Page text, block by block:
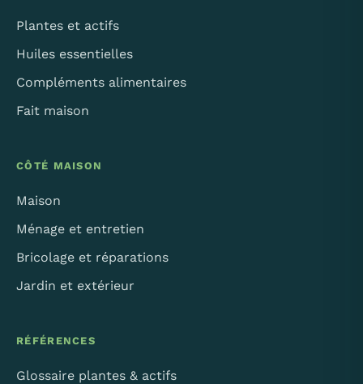
Plantes et actifs
Huiles essentielles
Compléments alimentaires
Fait maison
CÔTÉ MAISON
Maison
Ménage et entretien
Bricolage et réparations
Jardin et extérieur
RÉFÉRENCES
Glossaire plantes & actifs